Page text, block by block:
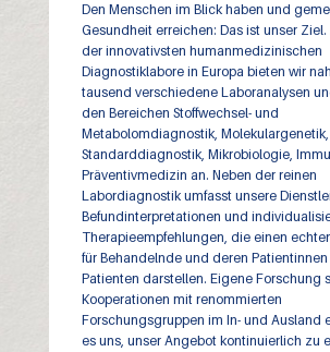
Den Menschen im Blick haben und
Gesundheit erreichen: Das ist unser Ziel.
der innovativsten humanmedizinischen
Diagnostiklabore in Europa bieten wir
tausend verschiedene Laboranalysen
den Bereichen Stoffwechsel- und
Metabolomdiagnostik,
Standarddiagnostik, Mikrobiologie,
Präventivmedizin an. Neben der reinen
Labordiagnostik umfasst unsere
Befundinterpretationen und
Therapieempfehlungen, die einen
für Behandelnde und deren
Patienten darstellen. Eigene Forschung
Kooperationen mit renommierten
Forschungsgruppen im In- und Ausland
es uns, unser Angebot kontinuierlich zu